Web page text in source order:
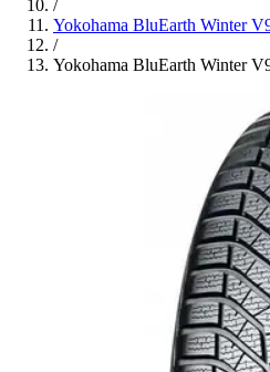
/
Yokohama BluEarth Winter
/
Yokohama BluEarth Winter